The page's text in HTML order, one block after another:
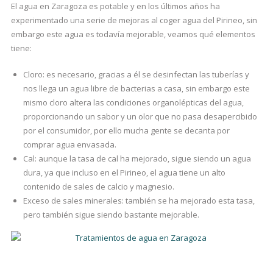
El agua en Zaragoza es potable y en los últimos años ha
experimentado una serie de mejoras al coger agua del Pirineo, sin
embargo este agua es todavía mejorable, veamos qué elementos
tiene:
Cloro: es necesario, gracias a él se desinfectan las tuberías y
nos llega un agua libre de bacterias a casa, sin embargo este
mismo cloro altera las condiciones organolépticas del agua,
proporcionando un sabor y un olor que no pasa desapercibido
por el consumidor, por ello mucha gente se decanta por
comprar agua envasada.
Cal: aunque la tasa de cal ha mejorado, sigue siendo un agua
dura, ya que incluso en el Pirineo, el agua tiene un alto
contenido de sales de calcio y magnesio.
Exceso de sales minerales: también se ha mejorado esta tasa,
pero también sigue siendo bastante mejorable.